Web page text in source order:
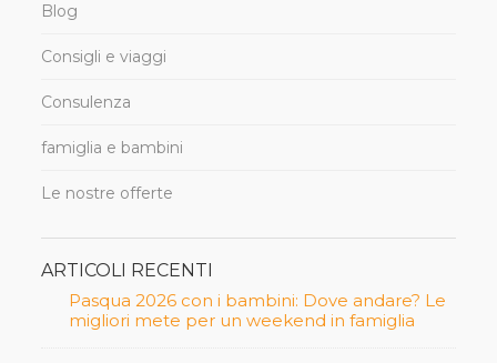
Blog
Consigli e viaggi
Consulenza
famiglia e bambini
Le nostre offerte
ARTICOLI RECENTI
Pasqua 2026 con i bambini: Dove andare? Le
migliori mete per un weekend in famiglia